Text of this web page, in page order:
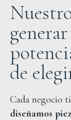
de
Cada negocio
diseñamos